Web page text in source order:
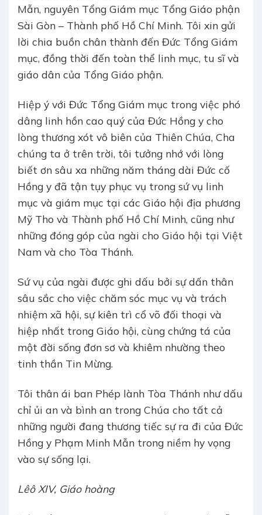
Mẫn, nguyên Tổng Giám mục Tổng Giáo phận
Sài Gòn – Thành phố Hồ Chí Minh. Tôi xin gửi
lời chia buồn chân thành đến Đức Tổng Giám
mục, đồng thời đến toàn thể linh mục, tu sĩ và
giáo dân của Tổng Giáo phận.
Hiệp ý với Đức Tổng Giám mục trong việc phó
dâng linh hồn cao quý của Đức Hồng y cho
lòng thương xót vô biên của Thiên Chúa, Cha
chúng ta ở trên trời, tôi tưởng nhớ với lòng
biết ơn sâu xa những năm tháng dài Đức cố
Hồng y đã tận tụy phục vụ trong sứ vụ linh
mục và giám mục tại các Giáo hội địa phương
Mỹ Tho và Thành phố Hồ Chí Minh, cũng như
những đóng góp của ngài cho Giáo hội tại Việt
Nam và cho Tòa Thánh.
Sứ vụ của ngài được ghi dấu bởi sự dấn thân
sâu sắc cho việc chăm sóc mục vụ và trách
nhiệm xã hội, sự kiên trì cổ võ đối thoại và
hiệp nhất trong Giáo hội, cùng chứng tá của
một đời sống đơn sơ và khiêm nhường theo
tinh thần Tin Mừng.
Tôi thân ái ban Phép lành Tòa Thánh như dấu
chỉ ủi an và bình an trong Chúa cho tất cả
những người đang thương tiếc sự ra đi của Đức
Hồng y Phạm Minh Mẫn trong niềm hy vọng
vào sự sống lại.
Lêô XIV, Giáo hoàng